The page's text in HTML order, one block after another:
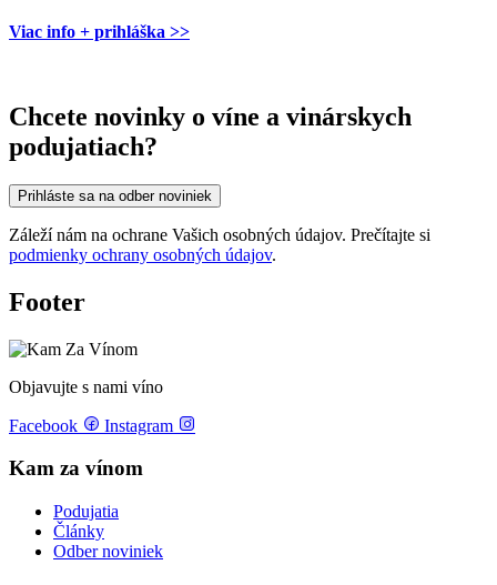
Viac info + prihláška >>
Chcete novinky o víne a vinárskych
podujatiach?
Prihláste sa na odber noviniek
Záleží nám na ochrane Vašich osobných údajov. Prečítajte si
podmienky ochrany osobných údajov.
Footer
Objavujte s nami víno
Facebook Instagram
Kam za vínom
Podujatia
Články
Odber noviniek